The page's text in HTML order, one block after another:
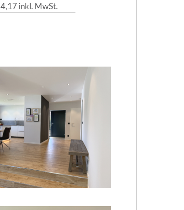
4,17 inkl. MwSt.